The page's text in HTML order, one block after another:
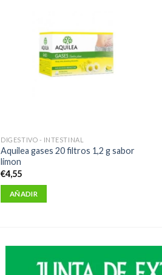
DIGESTIVO - INTESTINAL
Aquilea gases 20 filtros 1,2 g sabor
limon
€4,55
AÑADIR